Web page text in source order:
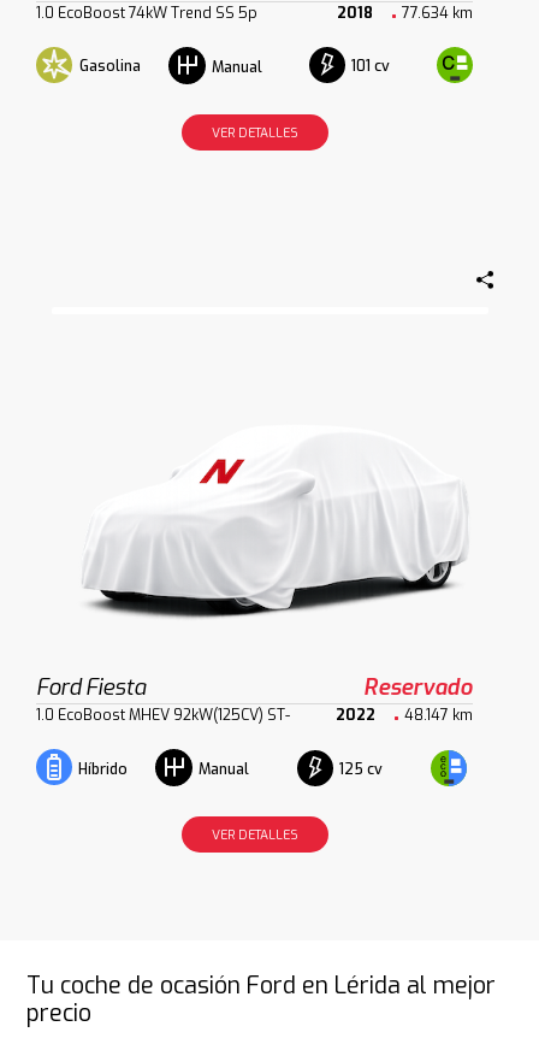
1.0 EcoBoost 74kW Trend SS 5p 2018 77.634 km
Gasolina Manual 101 cv
VER DETALLES
Ford Fiesta Reservado
1.0 EcoBoost MHEV 92kW(125CV) ST- 2022 48.147 km
Híbrido Manual 125 cv
VER DETALLES
Tu coche de ocasión Ford en Lérida al mejor
precio